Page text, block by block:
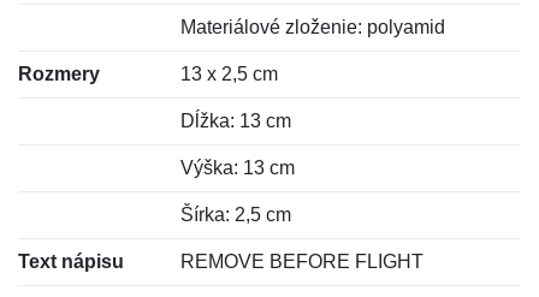
Materiálové zloženie: polyamid
Rozmery 13 x 2,5 cm
Dĺžka: 13 cm
Výška: 13 cm
Šírka: 2,5 cm
Text nápisu REMOVE BEFORE FLIGHT